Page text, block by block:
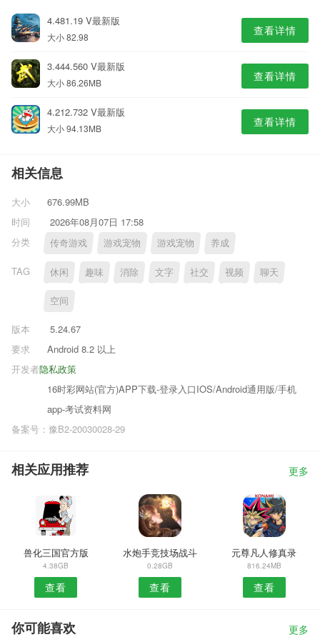
4.481.19 V最新版
大小 82.98 查看详情
3.444.560 V最新版
大小 86.26MB 查看详情
4.212.732 V最新版
大小 94.13MB 查看详情
相关信息
大小
676.99MB
时间
2026年08月07日 17:58
分类
传奇游戏 游戏宠物 游戏宠物 养成
TAG 休闲 趣味 消除 文字 社交 视频 聊天
空间
版本
5.24.67
要求
Android 8.2 以上
隐私政策
开发者
16时彩网站(官方)APP下载-登录入口IOS/Android通用版/手机
app-考试资料网
备案号：豫B2-20030028-29
相关应用推荐 更多
兽化三国官方版
4.38GB
查看
水炮手竞技场战斗
0.28GB
查看
元尊凡人修真录
816.24MB
查看
你可能喜欢 更多